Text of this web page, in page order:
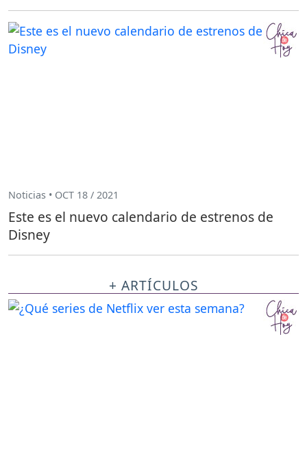
Noticias • OCT 18 / 2021
Este es el nuevo calendario de estrenos de
Disney
+ ARTÍCULOS